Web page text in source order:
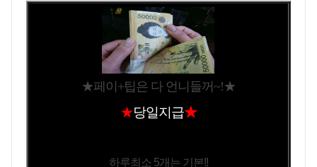
★페이+팁은 다 언니들꺼~!★
★당일지급★
하루최소 5개는 기본!!